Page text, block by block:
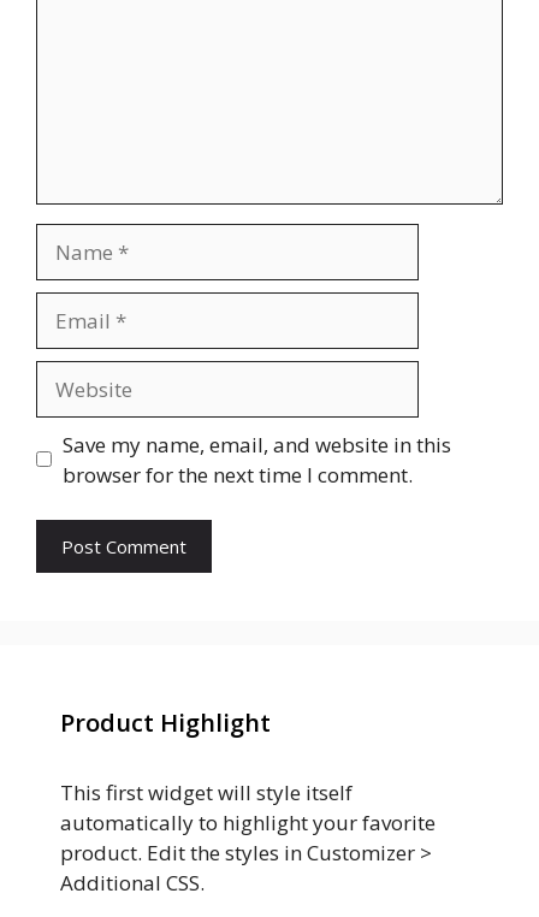
Save my name, email, and website in this
browser for the next time I comment.
Product Highlight
This first widget will style itself
automatically to highlight your favorite
product. Edit the styles in Customizer >
Additional CSS.